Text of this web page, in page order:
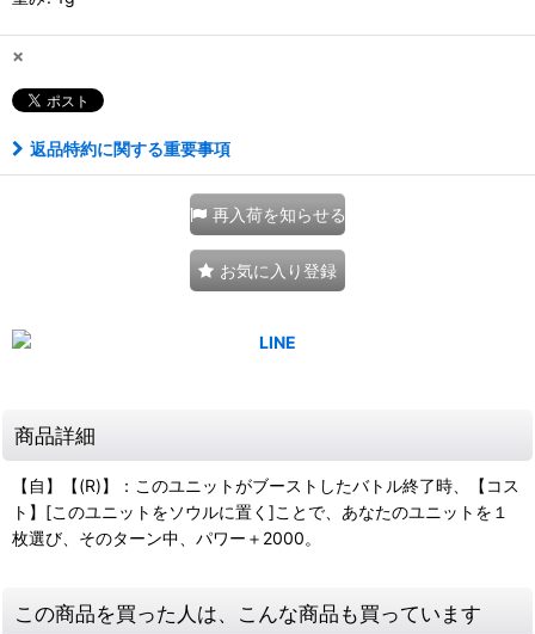
×
返品特約に関する重要事項
再入荷を知らせる
お気に入り登録
商品詳細
【自】【(R)】：このユニットがブーストしたバトル終了時、【コス
ト】[このユニットをソウルに置く]ことで、あなたのユニットを１
枚選び、そのターン中、パワー＋2000。
この商品を買った人は、こんな商品も買っています